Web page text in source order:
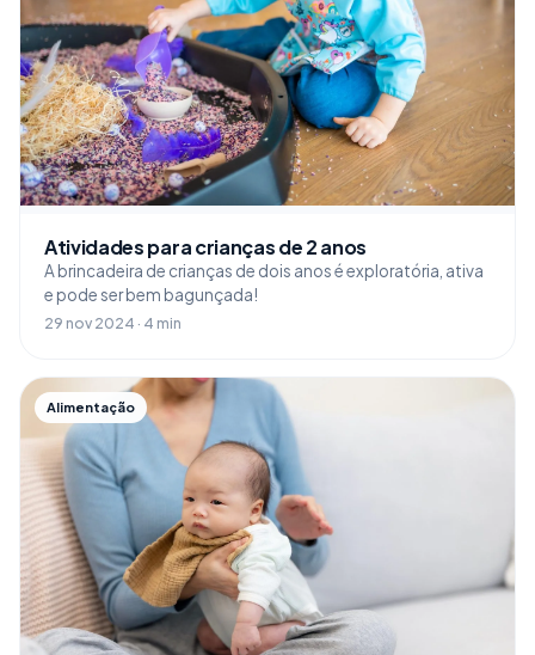
Atividades para crianças de 2 anos
A brincadeira de crianças de dois anos é exploratória, ativa
e pode ser bem bagunçada!
29 nov 2024 · 4 min
Alimentação